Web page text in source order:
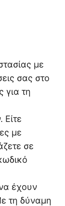
με
σας στο
για τη
Είτε
με
σε
έχουν
τη δύναμη